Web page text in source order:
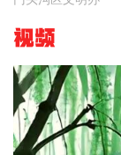
视频